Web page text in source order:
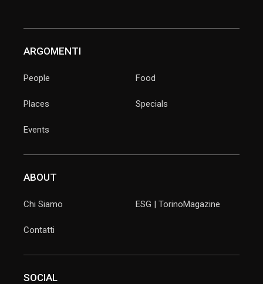
ARGOMENTI
People
Places
Events
Food
Specials
ABOUT
Chi Siamo
Contatti
ESG | TorinoMagazine
SOCIAL